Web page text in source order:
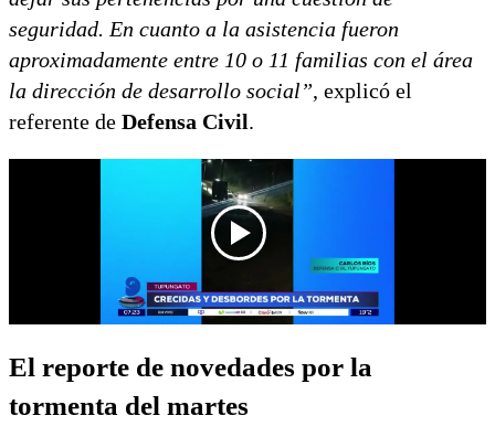
seguridad. En cuanto a la asistencia fueron
aproximadamente entre 10 o 11 familias con el área
la dirección de desarrollo social”, explicó el
referente de Defensa Civil.
El reporte de novedades por la
tormenta del martes